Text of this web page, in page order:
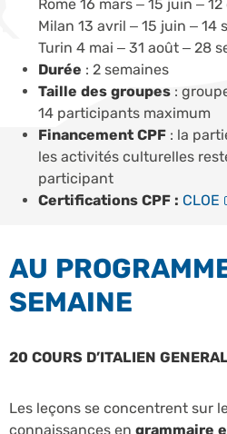
Rome 16 mars – 15 juin –
Milan 13 avril – 15 juin – 14
Turin 4 mai – 31 août – 28
Durée : 2 semaines
Taille des groupes :
14 participants maximum
Financement CPF : la
les activités culturelles
participant
Certifications CPF : CLOE
AU
SEMAINE
20 COURS D’ITALIEN
Les leçons se concentrent sur
connaissances en grammaire